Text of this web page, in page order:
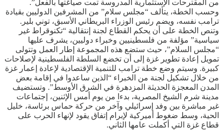
من المقترحات الإستثمارية المدروسة تمت صياغتها بالفعل”.
وحسب الخطة، يتألف “مجلس سلام” من المشرفين الدوليين بقيادة
ترامب نفسه، ويضم رئيس الوزراء البريطاني الأسبق، توني بلير.
وتنص الخطة على أن يحكم القطاع لجنة إنتقالية “تكنوقراط غير
سياسية” مؤلفة من فلسطينيين وخبراء دوليين، يشرف عليها
“مجلس السلام”، حيث ستضع هذه المجموعة إطار العمل وتتولى
تمويل إعادة تطوير غزة إلى أن تخضع السلطة الفلسطينية لإصلاحات
كبيرة. وسيتم وضع خطة ترامب للتنمية الإقتصادية لإعادة إعمار غزة
من خلال تشكيل لجنة من الخبراء “الذين ساعدوا في إقامة بعض
المدن المعجزة الحديثة المزدهرة في الشرق الأوسط”. وتستضيف
مدينة شرم الشيخ المصرية، بدءا من يوم أمس الإثنين، إجتماعات
غير مباشرة بين وفد إسرائيلي وآخر من حركة حماس برئاسة، خليل
الحية، وسط ضغوط أميركية لإبرام إتفاق يقود لإنهاء الحرب على
قطاع غزة التي أكملت عامها الثاني.